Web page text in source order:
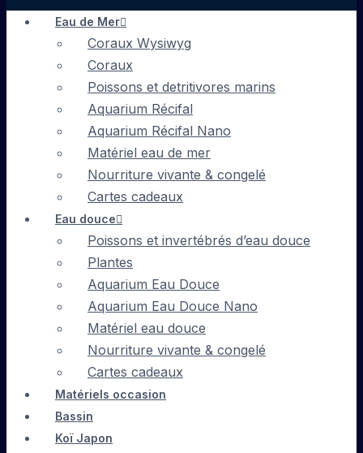
Eau de Mer
Coraux Wysiwyg
Coraux
Poissons et detritivores marins
Aquarium Récifal
Aquarium Récifal Nano
Matériel eau de mer
Nourriture vivante & congelé
Cartes cadeaux
Eau douce
Poissons et invertébrés d’eau douce
Plantes
Aquarium Eau Douce
Aquarium Eau Douce Nano
Matériel eau douce
Nourriture vivante & congelé
Cartes cadeaux
Matériels occasion
Bassin
Koï Japon